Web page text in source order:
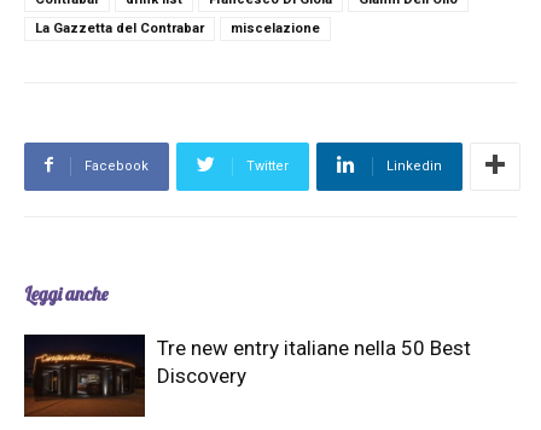
La Gazzetta del Contrabar
miscelazione
Facebook Twitter Linkedin
Leggi anche
Tre new entry italiane nella 50 Best
Discovery